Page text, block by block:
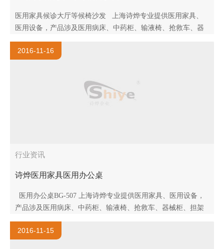
医用家具候诊大厅等候椅沙发 上海诗烨专业提供医用家具、
医用设备，产品涉及医用病床、中药柜、输液椅、抢救车、器
械柜、担架车、治疗台、候诊椅等，并为医院提供一站式全方
位配套服..
2016-11-16
行业资讯
诗烨医用家具医用办公桌
医用办公桌BG-507 上海诗烨专业提供医用家具、医用设备，
产品涉及医用病床、中药柜、输液椅、抢救车、器械柜、担架
车、治疗台、候诊椅等，并为医院提供一站式全方位配套服
务！ 上海..
2016-11-15